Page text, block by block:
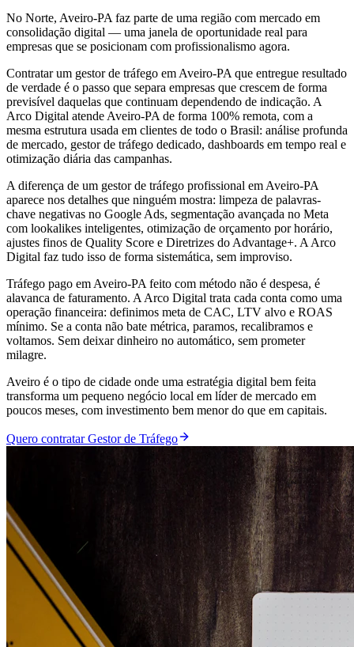
No Norte, Aveiro-PA faz parte de uma região com mercado em
consolidação digital — uma janela de oportunidade real para
empresas que se posicionam com profissionalismo agora.
Contratar um gestor de tráfego em Aveiro-PA que entregue resultado
de verdade é o passo que separa empresas que crescem de forma
previsível daquelas que continuam dependendo de indicação. A
Arco Digital atende Aveiro-PA de forma 100% remota, com a
mesma estrutura usada em clientes de todo o Brasil: análise profunda
de mercado, gestor de tráfego dedicado, dashboards em tempo real e
otimização diária das campanhas.
A diferença de um gestor de tráfego profissional em Aveiro-PA
aparece nos detalhes que ninguém mostra: limpeza de palavras-
chave negativas no Google Ads, segmentação avançada no Meta
com lookalikes inteligentes, otimização de orçamento por horário,
ajustes finos de Quality Score e Diretrizes do Advantage+. A Arco
Digital faz tudo isso de forma sistemática, sem improviso.
Tráfego pago em Aveiro-PA feito com método não é despesa, é
alavanca de faturamento. A Arco Digital trata cada conta como uma
operação financeira: definimos meta de CAC, LTV alvo e ROAS
mínimo. Se a conta não bate métrica, paramos, recalibramos e
voltamos. Sem deixar dinheiro no automático, sem prometer
milagre.
Aveiro é o tipo de cidade onde uma estratégia digital bem feita
transforma um pequeno negócio local em líder de mercado em
poucos meses, com investimento bem menor do que em capitais.
Quero contratar Gestor de Tráfego